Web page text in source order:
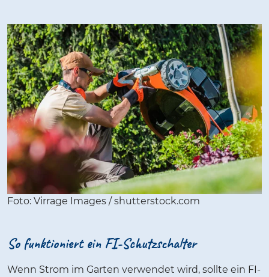
Foto: Virrage Images / shutterstock.com
So funktioniert ein FI-Schutzschalter
Wenn Strom im Garten verwendet wird, sollte ein FI-